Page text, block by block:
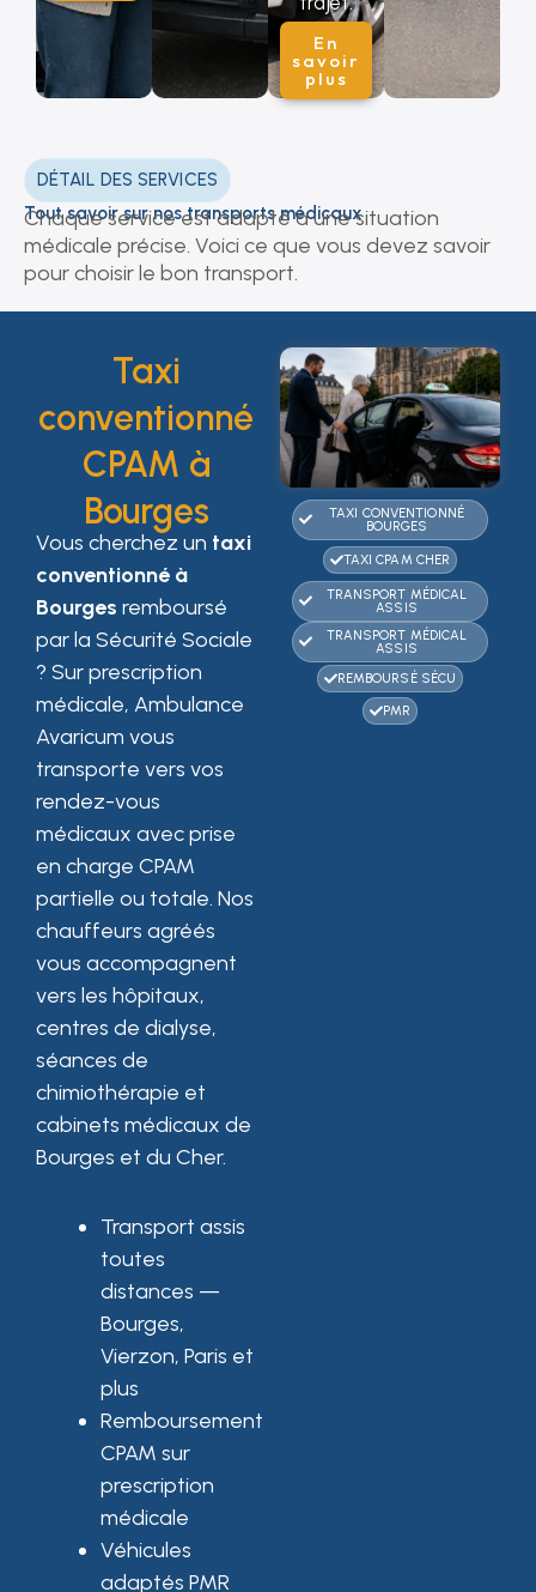
En
savoir
plus
DÉTAIL DES SERVICES
Tout savoir sur nos transports médicaux
Chaque service est adapté à une situation
médicale précise. Voici ce que vous devez savoir
pour choisir le bon transport.
Taxi
conventionné
CPAM à
Bourges
Vous cherchez un taxi
conventionné à
Bourges remboursé
par la Sécurité Sociale
? Sur prescription
médicale, Ambulance
Avaricum vous
transporte vers vos
rendez-vous
médicaux avec prise
en charge CPAM
partielle ou totale. Nos
chauffeurs agréés
vous accompagnent
vers les hôpitaux,
centres de dialyse,
séances de
chimiothérapie et
cabinets médicaux de
Bourges et du Cher.
Transport assis
toutes
distances —
Bourges,
Vierzon, Paris et
plus
Remboursement
CPAM sur
prescription
médicale
Véhicules
adaptés PMR
TAXI CONVENTIONNÉ
BOURGES
TAXI CPAM CHER
TRANSPORT MÉDICAL
ASSIS
TRANSPORT MÉDICAL
ASSIS
REMBOURSÉ SÉCU
PMR